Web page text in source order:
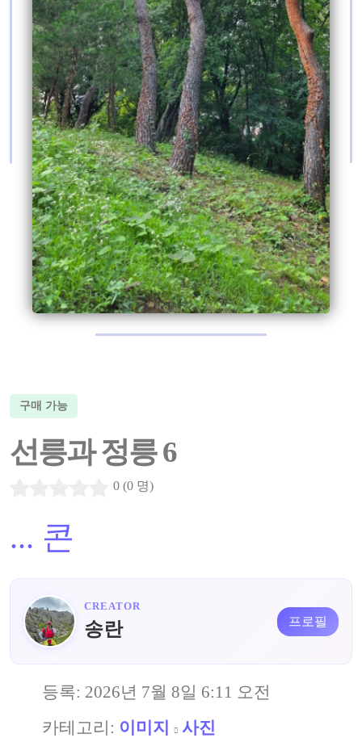
구매 가능
선릉과 정릉 6
0 (0 명)
... 콘
CREATOR
송란 프로필
등록: 2026년 7월 8일 6:11 오전
카테고리: 이미지 사진